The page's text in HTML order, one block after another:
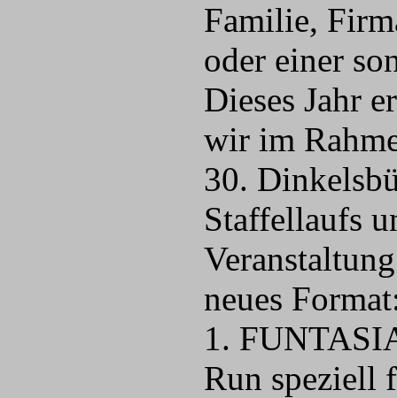
Familie,
oder einer
Dieses Jahr
wir im
30.
Staffellaufs
neues
1.
Run speziell